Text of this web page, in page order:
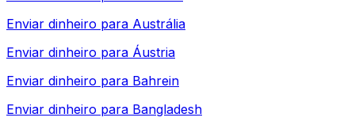
Enviar dinheiro para Austrália
Enviar dinheiro para Áustria
Enviar dinheiro para Bahrein
Enviar dinheiro para Bangladesh